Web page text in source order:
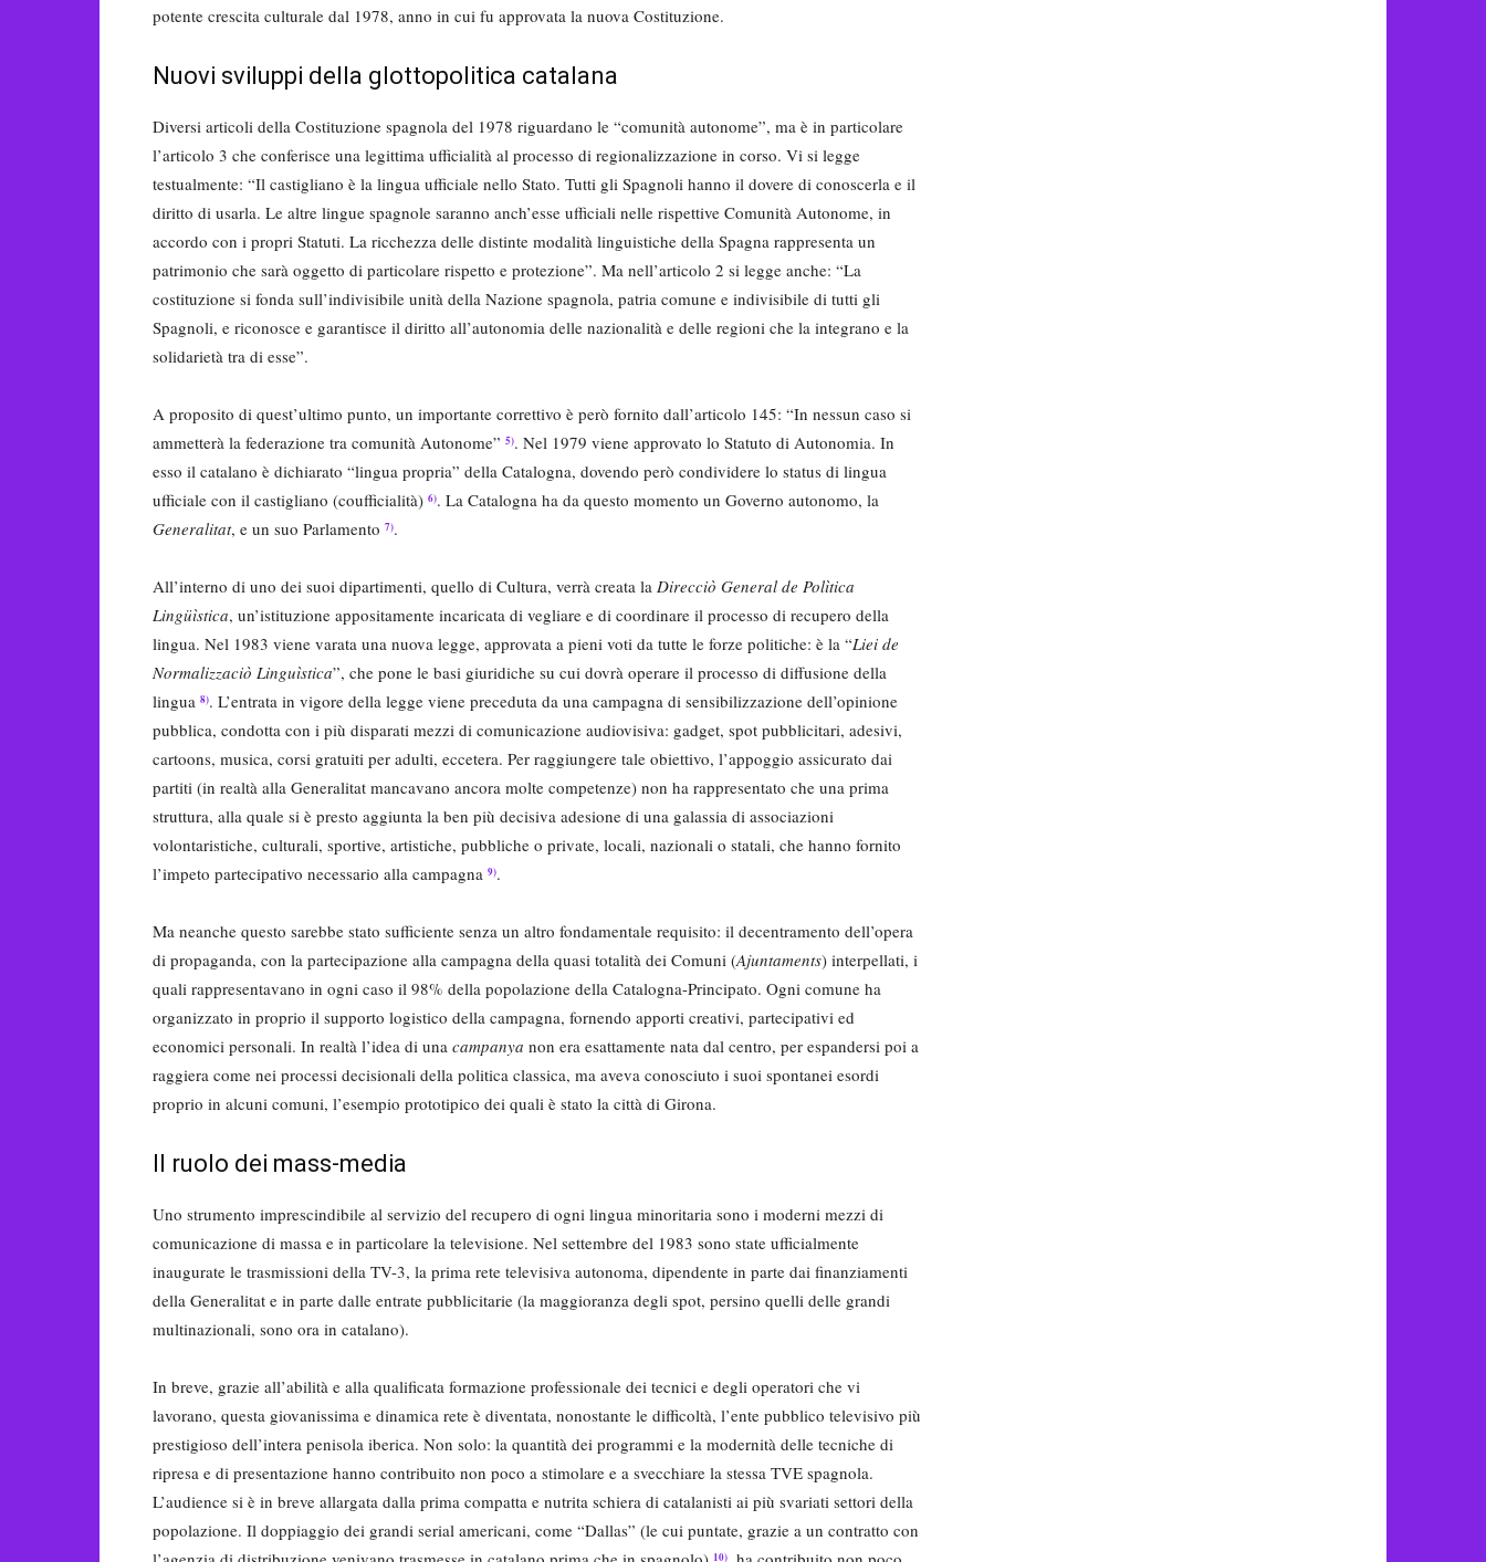
potente crescita culturale dal 1978, anno in cui fu approvata la nuova Costituzione.
Nuovi sviluppi della glottopolitica catalana
Diversi articoli della Costituzione spagnola del 1978 riguardano le “comunità autonome”, ma è in particolare
l’articolo 3 che conferisce una legittima ufficialità al processo di regionalizzazione in corso. Vi si legge
testualmente: “Il castigliano è la lingua ufficiale nello Stato. Tutti gli Spagnoli hanno il dovere di conoscerla e il
diritto di usarla. Le altre lingue spagnole saranno anch’esse ufficiali nelle rispettive Comunità Autonome, in
accordo con i propri Statuti. La ricchezza delle distinte modalità linguistiche della Spagna rappresenta un
patrimonio che sarà oggetto di particolare rispetto e protezione”. Ma nell’articolo 2 si legge anche: “La
costituzione si fonda sull’indivisibile unità della Nazione spagnola, patria comune e indivisibile di tutti gli
Spagnoli, e riconosce e garantisce il diritto all’autonomia delle nazionalità e delle regioni che la integrano e la
solidarietà tra di esse”.
A proposito di quest’ultimo punto, un importante correttivo è però fornito dall’articolo 145: “In nessun caso si
ammetterà la federazione tra comunità Autonome” 5). Nel 1979 viene approvato lo Statuto di Autonomia. In
esso il catalano è dichiarato “lingua propria” della Catalogna, dovendo però condividere lo status di lingua
ufficiale con il castigliano (coufficialità) 6). La Catalogna ha da questo momento un Governo autonomo, la
Generalitat, e un suo Parlamento 7).
All’interno di uno dei suoi dipartimenti, quello di Cultura, verrà creata la Direcciò General de Polìtica
Lingüìstica, un’istituzione appositamente incaricata di vegliare e di coordinare il processo di recupero della
lingua. Nel 1983 viene varata una nuova legge, approvata a pieni voti da tutte le forze politiche: è la “Liei de
Normalizzaciò Linguìstica”, che pone le basi giuridiche su cui dovrà operare il processo di diffusione della
lingua 8). L’entrata in vigore della legge viene preceduta da una campagna di sensibilizzazione dell’opinione
pubblica, condotta con i più disparati mezzi di comunicazione audiovisiva: gadget, spot pubblicitari, adesivi,
cartoons, musica, corsi gratuiti per adulti, eccetera. Per raggiungere tale obiettivo, l’appoggio assicurato dai
partiti (in realtà alla Generalitat mancavano ancora molte competenze) non ha rappresentato che una prima
struttura, alla quale si è presto aggiunta la ben più decisiva adesione di una galassia di associazioni
volontaristiche, culturali, sportive, artistiche, pubbliche o private, locali, nazionali o statali, che hanno fornito
l’impeto partecipativo necessario alla campagna 9).
Ma neanche questo sarebbe stato sufficiente senza un altro fondamentale requisito: il decentramento dell’opera
di propaganda, con la partecipazione alla campagna della quasi totalità dei Comuni (Ajuntaments) interpellati, i
quali rappresentavano in ogni caso il 98% della popolazione della Catalogna-Principato. Ogni comune ha
organizzato in proprio il supporto logistico della campagna, fornendo apporti creativi, partecipativi ed
economici personali. In realtà l’idea di una campanya non era esattamente nata dal centro, per espandersi poi a
raggiera come nei processi decisionali della politica classica, ma aveva conosciuto i suoi spontanei esordi
proprio in alcuni comuni, l’esempio prototipico dei quali è stato la città di Girona.
Il ruolo dei mass-media
Uno strumento imprescindibile al servizio del recupero di ogni lingua minoritaria sono i moderni mezzi di
comunicazione di massa e in particolare la televisione. Nel settembre del 1983 sono state ufficialmente
inaugurate le trasmissioni della TV-3, la prima rete televisiva autonoma, dipendente in parte dai finanziamenti
della Generalitat e in parte dalle entrate pubblicitarie (la maggioranza degli spot, persino quelli delle grandi
multinazionali, sono ora in catalano).
In breve, grazie all’abilità e alla qualificata formazione professionale dei tecnici e degli operatori che vi
lavorano, questa giovanissima e dinamica rete è diventata, nonostante le difficoltà, l’ente pubblico televisivo più
prestigioso dell’intera penisola iberica. Non solo: la quantità dei programmi e la modernità delle tecniche di
ripresa e di presentazione hanno contribuito non poco a stimolare e a svecchiare la stessa TVE spagnola.
L’audience si è in breve allargata dalla prima compatta e nutrita schiera di catalanisti ai più svariati settori della
popolazione. Il doppiaggio dei grandi serial americani, come “Dallas” (le cui puntate, grazie a un contratto con
10)